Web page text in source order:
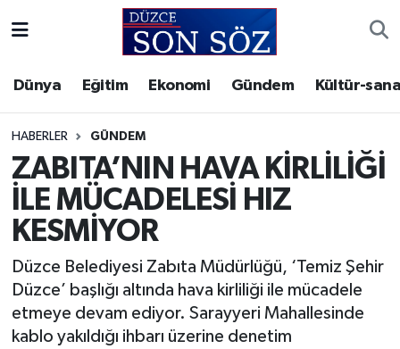
Dünya Eğitim Ekonomi Gündem Kültür-
HABERLER GÜNDEM
ZABITA’NIN HAVA KİRLİLİĞİ
İLE MÜCADELESİ HIZ
KESMİYOR
Düzce Belediyesi Zabıta Müdürlüğü, ‘Temiz Şehir
Düzce’ başlığı altında hava kirliliği ile mücadele
etmeye devam ediyor. Sarayyeri Mahallesinde
kablo yakıldığı ihbarı üzerine denetim
Gizlilik Sözleşmesi
İletişim
Künye
Akçakoca Hava Durumu
Akçakoca Trafik Yoğunluk Haritası
Süper Lig Puan Durumu ve Fikstür
Son Dakika Haberleri
Haber Arşivi